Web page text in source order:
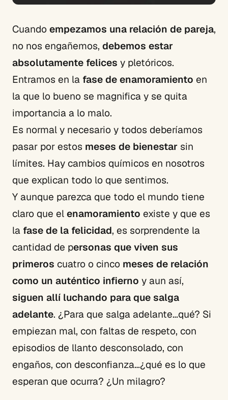
Cuando empezamos una relación de pareja,
no nos engañemos, debemos estar
absolutamente felices y pletóricos.
Entramos en la fase de enamoramiento en
la que lo bueno se magnifica y se quita
importancia a lo malo.
Es normal y necesario y todos deberíamos
pasar por estos meses de bienestar sin
límites. Hay cambios químicos en nosotros
que explican todo lo que sentimos.
Y aunque parezca que todo el mundo tiene
claro que el enamoramiento existe y que es
la fase de la felicidad, es sorprendente la
cantidad de personas que viven sus
primeros cuatro o cinco meses de relación
como un auténtico infierno y aun así,
siguen allí luchando para que salga
adelante. ¿Para que salga adelante…qué? Si
empiezan mal, con faltas de respeto, con
episodios de llanto desconsolado, con
engaños, con desconfianza…¿qué es lo que
esperan que ocurra? ¿Un milagro?